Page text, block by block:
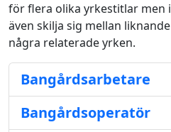
för flera olika yrkestitlar men
även skilja sig mellan
några relaterade yrken.
Bangårdsarbetare
Bangårdsoperatör